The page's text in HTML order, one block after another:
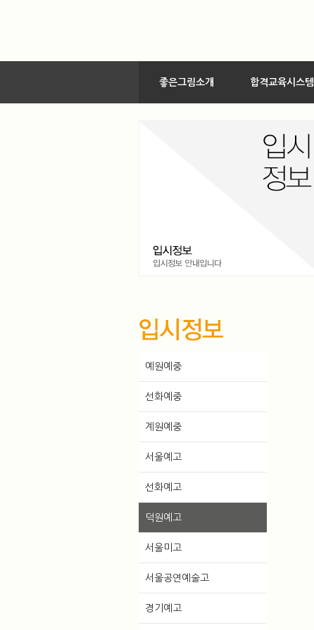
좋은그림소개 합격교육시스템
예원예중
선화예중
계원예중
서울예고
선화예고
덕원예고
서울미고
서울공연예술고
경기예고